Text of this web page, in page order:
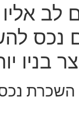
לב אליו
נכס
בניו